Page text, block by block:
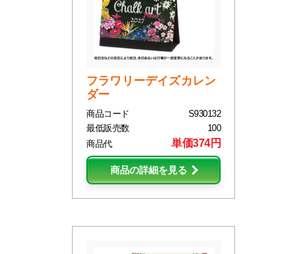
フラワリーデイズカレン
ダー
商品コード
S930132
最低販売数
100
商品代
単価374円
商品の詳細を見る